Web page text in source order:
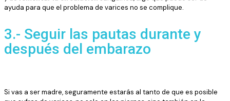
ayuda para que el problema de varices no se complique.
3.- Seguir las pautas durante y
después del embarazo
Si vas a ser madre, seguramente estarás al tanto de que es posible